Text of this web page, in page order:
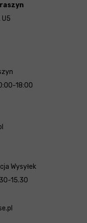
U5
18:00
Wysyłek
15.30